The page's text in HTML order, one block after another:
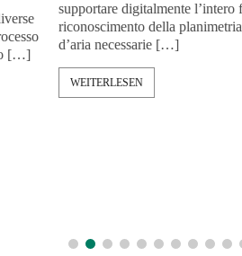
supportare digitalmente l’intero flusso
riconoscimento della planimetria fino
d’aria necessarie […]
WEITERLESEN